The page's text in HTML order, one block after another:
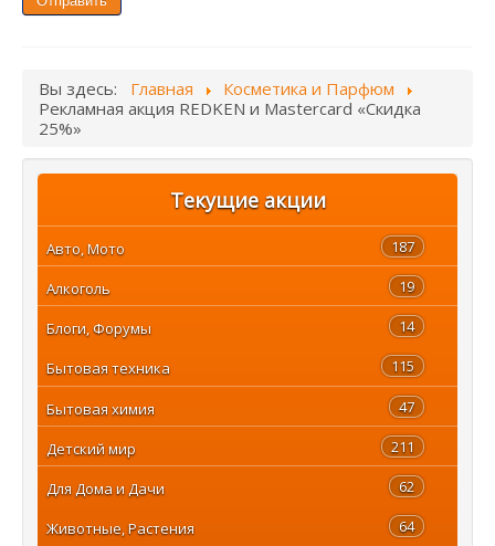
Вы здесь: Главная
Косметика и Парфюм
Рекламная акция REDKEN и Mastercard «Скидка
25%»
Текущие акции
187
Авто, Мото
19
Алкоголь
14
Блоги, Форумы
115
Бытовая техника
47
Бытовая химия
211
Детский мир
62
Для Дома и Дачи
64
Животные, Растения